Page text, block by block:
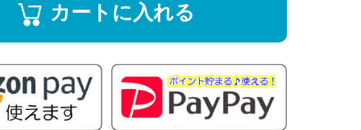
カートに入れる